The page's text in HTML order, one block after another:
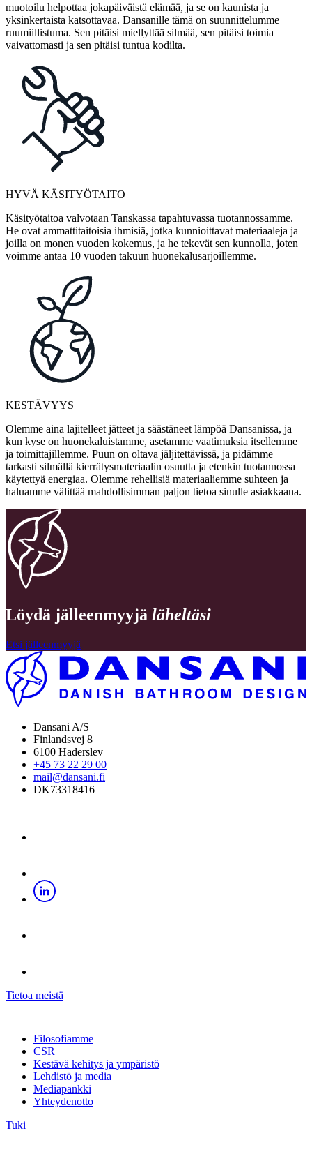
muotoilu helpottaa jokapäiväistä elämää, ja se on kaunista ja
yksinkertaista katsottavaa. Dansanille tämä on suunnittelumme
ruumiillistuma. Sen pitäisi miellyttää silmää, sen pitäisi toimia
vaivattomasti ja sen pitäisi tuntua kodilta.
HYVÄ KÄSITYÖTAITO
Käsityötaitoa valvotaan Tanskassa tapahtuvassa tuotannossamme.
He ovat ammattitaitoisia ihmisiä, jotka kunnioittavat materiaaleja ja
joilla on monen vuoden kokemus, ja he tekevät sen kunnolla, joten
voimme antaa 10 vuoden takuun huonekalusarjoillemme.
KESTÄVYYS
Olemme aina lajitelleet jätteet ja säästäneet lämpöä Dansanissa, ja
kun kyse on huonekaluistamme, asetamme vaatimuksia itsellemme
ja toimittajillemme. Puun on oltava jäljitettävissä, ja pidämme
tarkasti silmällä kierrätysmateriaalin osuutta ja etenkin tuotannossa
käytettyä energiaa. Olemme rehellisiä materiaaliemme suhteen ja
haluamme välittää mahdollisimman paljon tietoa sinulle asiakkaana.
Löydä jälleenmyyjä läheltäsi
Etsi jälleenmyyjä
Dansani A/S
Finlandsvej 8
6100 Haderslev
+45 73 22 29 00
mail@dansani.fi
DK73318416
Tietoa meistä
Filosofiamme
CSR
Kestävä kehitys ja ympäristö
Lehdistö ja media
Mediapankki
Yhteydenotto
Tuki